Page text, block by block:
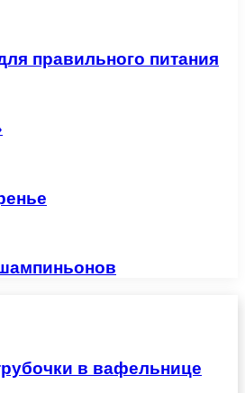
правильного питания
в вафельнице